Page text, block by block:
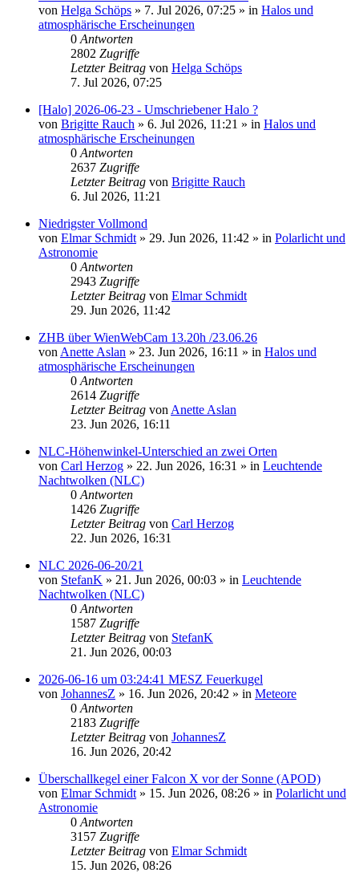
von Helga Schöps » 7. Jul 2026, 07:25 » in Halos und
atmosphärische Erscheinungen
0 Antworten
2802 Zugriffe
Letzter Beitrag von Helga Schöps
7. Jul 2026, 07:25
[Halo] 2026-06-23 - Umschriebener Halo ?
von Brigitte Rauch » 6. Jul 2026, 11:21 » in Halos und
atmosphärische Erscheinungen
0 Antworten
2637 Zugriffe
Letzter Beitrag von Brigitte Rauch
6. Jul 2026, 11:21
Niedrigster Vollmond
von Elmar Schmidt » 29. Jun 2026, 11:42 » in Polarlicht und
Astronomie
0 Antworten
2943 Zugriffe
Letzter Beitrag von Elmar Schmidt
29. Jun 2026, 11:42
ZHB über WienWebCam 13.20h /23.06.26
von Anette Aslan » 23. Jun 2026, 16:11 » in Halos und
atmosphärische Erscheinungen
0 Antworten
2614 Zugriffe
Letzter Beitrag von Anette Aslan
23. Jun 2026, 16:11
NLC-Höhenwinkel-Unterschied an zwei Orten
von Carl Herzog » 22. Jun 2026, 16:31 » in Leuchtende
Nachtwolken (NLC)
0 Antworten
1426 Zugriffe
Letzter Beitrag von Carl Herzog
22. Jun 2026, 16:31
NLC 2026-06-20/21
von StefanK » 21. Jun 2026, 00:03 » in Leuchtende
Nachtwolken (NLC)
0 Antworten
1587 Zugriffe
Letzter Beitrag von StefanK
21. Jun 2026, 00:03
2026-06-16 um 03:24:41 MESZ Feuerkugel
von JohannesZ » 16. Jun 2026, 20:42 » in Meteore
0 Antworten
2183 Zugriffe
Letzter Beitrag von JohannesZ
16. Jun 2026, 20:42
Überschallkegel einer Falcon X vor der Sonne (APOD)
von Elmar Schmidt » 15. Jun 2026, 08:26 » in Polarlicht und
Astronomie
0 Antworten
3157 Zugriffe
Letzter Beitrag von Elmar Schmidt
15. Jun 2026, 08:26